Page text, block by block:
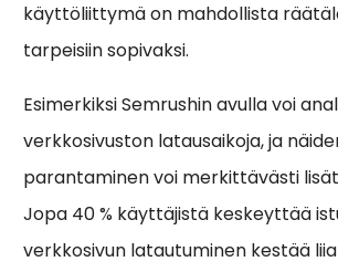
käyttöliittymä on mahdollista
tarpeisiin sopivaksi.
Esimerkiksi Semrushin avulla voi
verkkosivuston latausaikoja, ja
parantaminen voi merkittävästi
Jopa 40 % käyttäjistä keskeyttää
verkkosivun latautuminen kestää